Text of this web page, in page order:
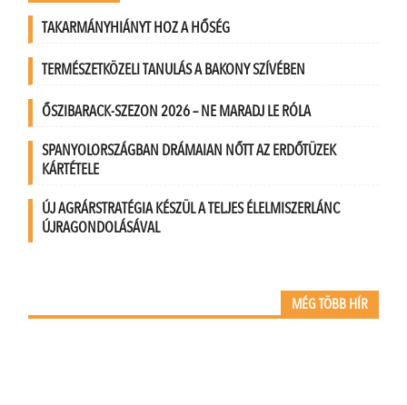
TAKARMÁNYHIÁNYT HOZ A HŐSÉG
TERMÉSZETKÖZELI TANULÁS A BAKONY SZÍVÉBEN
ŐSZIBARACK-SZEZON 2026 – NE MARADJ LE RÓLA
SPANYOLORSZÁGBAN DRÁMAIAN NŐTT AZ ERDŐTÜZEK
KÁRTÉTELE
ÚJ AGRÁRSTRATÉGIA KÉSZÜL A TELJES ÉLELMISZERLÁNC
ÚJRAGONDOLÁSÁVAL
MÉG TÖBB HÍR